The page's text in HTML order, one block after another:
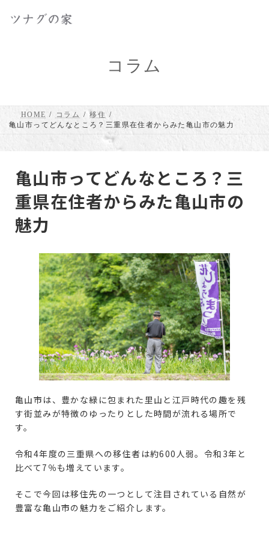
コラム
HOME コラム
移住
亀山市ってどんなところ？三重県在住者からみた亀山市の魅力
亀山市ってどんなところ？三
重県在住者からみた亀山市の
魅力
亀山市は、豊かな緑に包まれた里山と江戸時代の趣を残
す街並みが特徴のゆったりとした時間が流れる場所で
す。
令和4年度の三重県への移住者は約600人弱。令和3年と
比べて7％も増えています。
そこで今回は移住先の一つとして注目されている自然が
豊富な亀山市の魅力をご紹介します。